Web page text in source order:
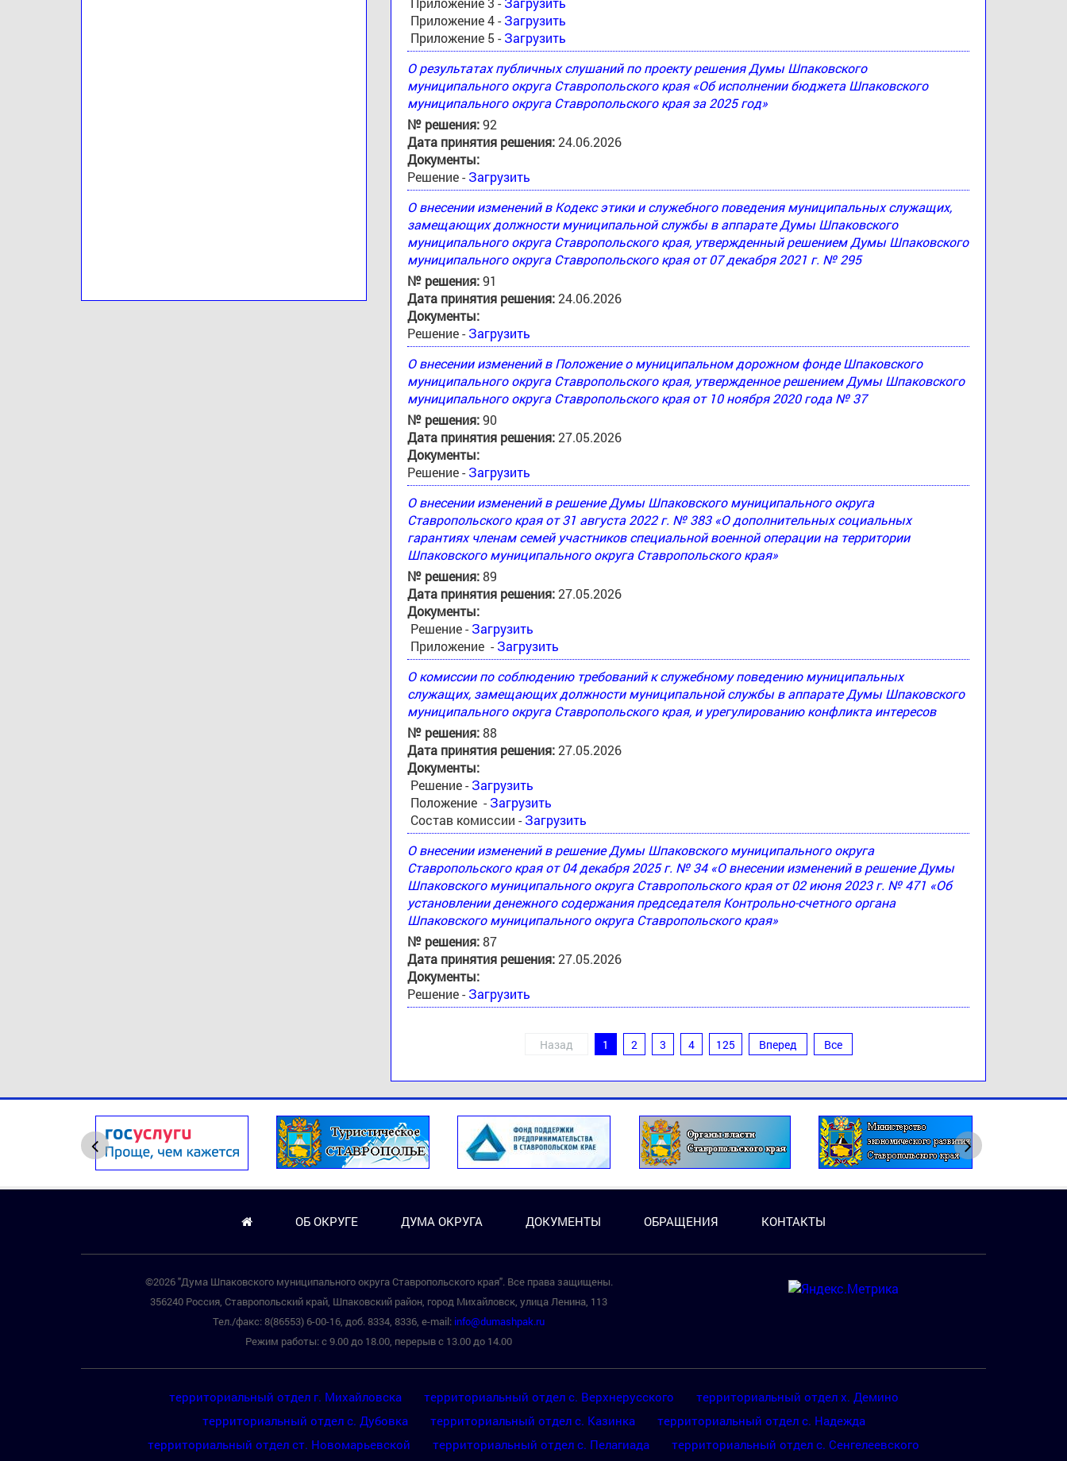
Приложение 4 - Загрузить
Приложение 5 - Загрузить
О результатах публичных слушаний по проекту решения Думы Шпаковского
муниципального округа Ставропольского края «Об исполнении бюджета Шпаковского
муниципального округа Ставропольского края за 2025 год»
№ решения:92
Дата принятия решения:24.06.2026
Документы:
Решение - Загрузить
О внесении изменений в Кодекс этики и служебного поведения муниципальных служащих,
замещающих должности муниципальной службы в аппарате Думы Шпаковского
муниципального округа Ставропольского края, утвержденный решением Думы Шпаковского
муниципального округа Ставропольского края от 07 декабря 2021 г. № 295
№ решения:91
Дата принятия решения:24.06.2026
Документы:
Решение - Загрузить
О внесении изменений в Положение о муниципальном дорожном фонде Шпаковского
муниципального округа Ставропольского края, утвержденное решением Думы Шпаковского
муниципального округа Ставропольского края от 10 ноября 2020 года № 37
№ решения:90
Дата принятия решения:27.05.2026
Документы:
Решение - Загрузить
О внесении изменений в решение Думы Шпаковского муниципального округа
Ставропольского края от 31 августа 2022 г. № 383 «О дополнительных социальных
гарантиях членам семей участников специальной военной операции на территории
Шпаковского муниципального округа Ставропольского края»
№ решения:89
Дата принятия решения:27.05.2026
Документы:
Решение - Загрузить
Приложение - Загрузить
О комиссии по соблюдению требований к служебному поведению муниципальных
служащих, замещающих должности муниципальной службы в аппарате Думы Шпаковского
муниципального округа Ставропольского края, и урегулированию конфликта интересов
№ решения:88
Дата принятия решения:27.05.2026
Документы:
Решение - Загрузить
Положение - Загрузить
Состав комиссии - Загрузить
О внесении изменений в решение Думы Шпаковского муниципального округа
Ставропольского края от 04 декабря 2025 г. № 34 «О внесении изменений в решение Думы
Шпаковского муниципального округа Ставропольского края от 02 июня 2023 г. № 471 «Об
установлении денежного содержания председателя Контрольно-счетного органа
Шпаковского муниципального округа Ставропольского края»
№ решения:87
Дата принятия решения:27.05.2026
Документы:
Решение - Загрузить
Назад 1 2 3 4 125 Вперед Все
ОБ ОКРУГЕ ДУМА ОКРУГА ДОКУМЕНТЫ ОБРАЩЕНИЯ КОНТАКТЫ
©2026 "Дума Шпаковского муниципального округа Ставропольского края". Все права защищены.
356240 Россия, Ставропольский край, Шпаковский район, город Михайловск, улица Ленина, 113
Тел./факс: 8(86553) 6-00-16, доб. 8334, 8336, e-mail: info@dumashpak.ru
Режим работы: с 9.00 до 18.00, перерыв с 13.00 до 14.00
территориальный отдел г. Михайловска территориальный отдел с. Верхнерусского
территориальный отдел х. Демино
территориальный отдел с. Дубовка
территориальный отдел с. Казинка
территориальный отдел с. Надежда
территориальный отдел ст. Новомарьевской
территориальный отдел с. Пелагиада
территориальный отдел с. Сенгелеевского